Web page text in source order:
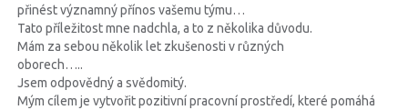
přinést významný přínos vašemu týmu…
Tato příležitost mne nadchla, a to z několika důvodu.
Mám za sebou několik let zkušenosti v různých
oborech…..
Jsem odpovědný a svědomitý.
Mým cílem je vytvořit pozitivní pracovní prostředí, které pomáhá